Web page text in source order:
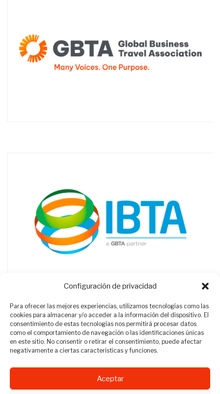
Configuración de privacidad
Para ofrecer las mejores experiencias, utilizamos tecnologías como las
cookies para almacenar y/o acceder a la información del dispositivo. El
consentimiento de estas tecnologías nos permitirá procesar datos
como el comportamiento de navegación o las identificaciones únicas
en este sitio. No consentir o retirar el consentimiento, puede afectar
negativamente a ciertas características y funciones.
Aceptar